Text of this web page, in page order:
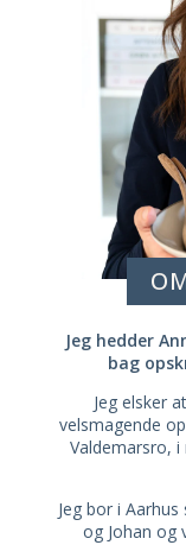
Jeg hedder
bag
Jeg elsker
velsmagende
Valdemarsro,
Jeg bor i
og Johan og